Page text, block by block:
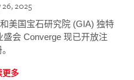
2025
美国宝石研究院 (GIA) 独特
会 Converge 现已开放注
更多